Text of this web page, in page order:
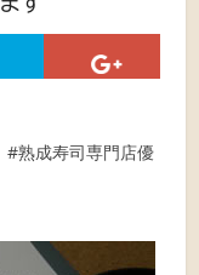
熟成寿司専門店優